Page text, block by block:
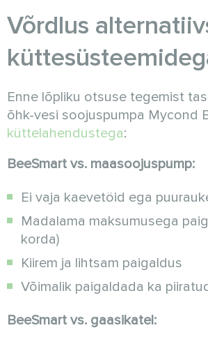
Võrdlus
Enne lõpliku otsuse tegemist
õhk-vesi soojuspumpa Mycond
küttelahendustega:
BeeSmart vs. maasoojuspump:
Ei vaja kaevetöid ega
Madalama maksumusega
korda)
Kiirem ja lihtsam paigaldus
Võimalik paigaldada ka
BeeSmart vs. gaasikatel: